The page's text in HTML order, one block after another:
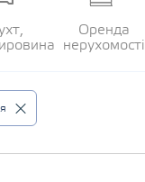
Оренда
нерухомості